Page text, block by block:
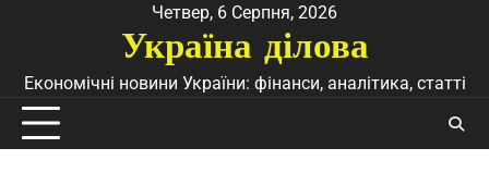
Четвер, 6 Серпня, 2026
Україна ділова
Економічні новини України: фінанси, аналітика, статті